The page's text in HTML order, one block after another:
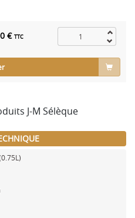
€ TTC
J-M Sélèque